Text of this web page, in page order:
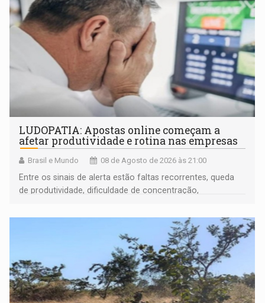
LUDOPATIA: Apostas online começam a
afetar produtividade e rotina nas empresas
Brasil e Mundo 08 de Agosto de 2026 às 21:00
Entre os sinais de alerta estão faltas recorrentes, queda
de produtividade, dificuldade de concentração,